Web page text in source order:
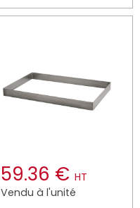
59.36 € HT
Vendu à l'unité